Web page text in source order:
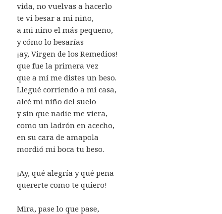
vida, no vuelvas a hacerlo
te vi besar a mi niño,
a mi niño el más pequeño,
y cómo lo besarías
¡ay, Virgen de los Remedios!
que fue la primera vez
que a mí me distes un beso.
Llegué corriendo a mi casa,
alcé mi niño del suelo
y sin que nadie me viera,
como un ladrón en acecho,
en su cara de amapola
mordió mi boca tu beso.
¡Ay, qué alegría y qué pena
quererte como te quiero!
Mira, pase lo que pase,